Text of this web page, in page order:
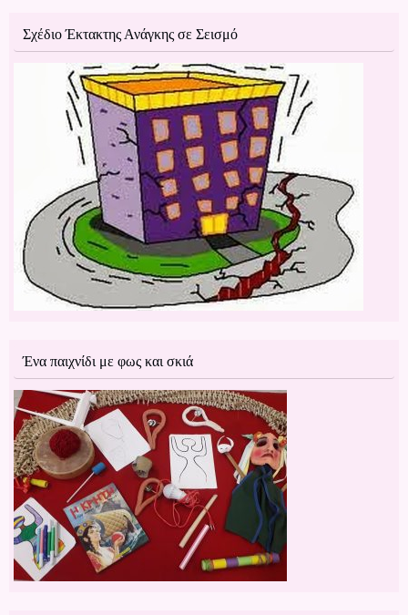
Σχέδιο Έκτακτης Ανάγκης σε Σεισμό
Ένα παιχνίδι με φως και σκιά